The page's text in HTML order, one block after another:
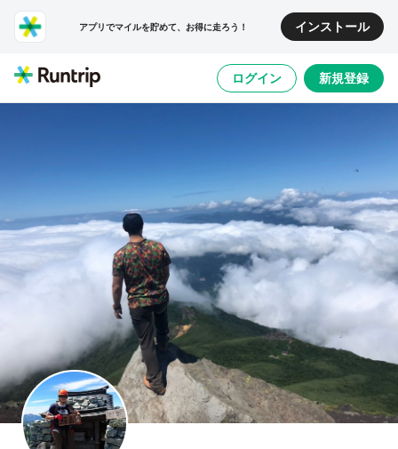
アプリでマイルを貯めて、お得に走ろう！ インストール
ログイン 新規登録